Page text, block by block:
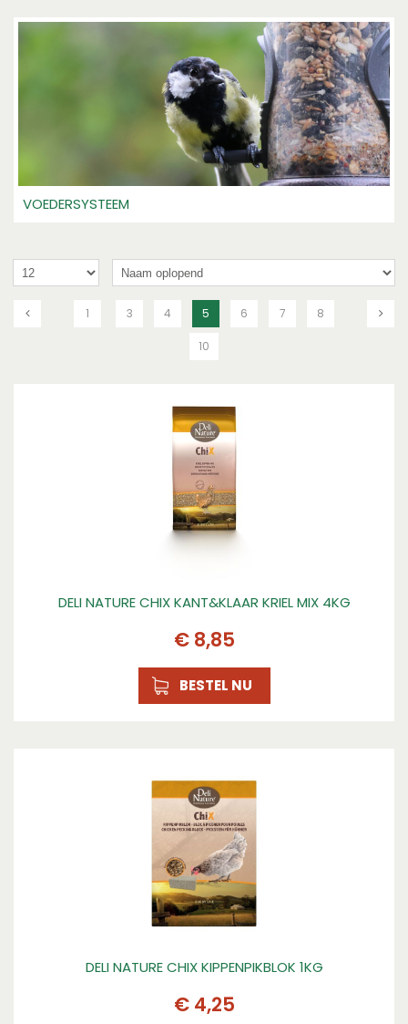
VOEDERSYSTEEM
1 3 4 5 6 7 8
10
DELI NATURE CHIX KANT&KLAAR KRIEL MIX 4KG
€ 8,85
BESTEL NU
DELI NATURE CHIX KIPPENPIKBLOK 1KG
€ 4,25